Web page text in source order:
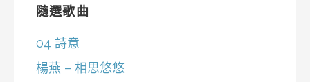
隨選歌曲
04 詩意
楊燕 – 相思悠悠